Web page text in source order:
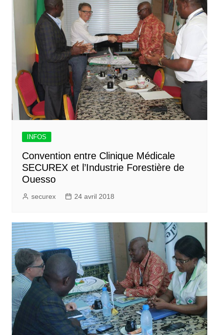
INFOS
Convention entre Clinique Médicale
SECUREX et l’Industrie Forestière de
Ouesso
securex 24 avril 2018